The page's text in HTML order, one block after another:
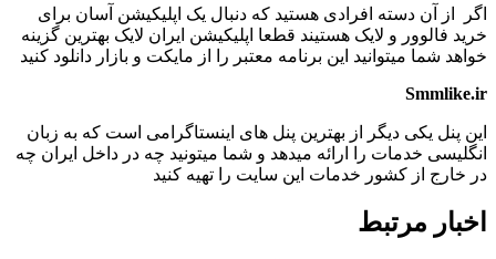
اگر از آن دسته افرادی هستید که دنبال یک اپلیکیشن آسان برای
خرید فالوور و لایک هستیند قطعا اپلیکیشن ایران لایک بهترین گزینه
خواهد شما میتوانید این برنامه معتبر را از مایکت و بازار دانلود کنید
Smmlike.ir
این پنل یکی دیگر از بهترین پنل های اینستاگرامی است که به زبان
انگلیسی خدمات را ارائه میدهد و شما میتونید چه در داخل ایران چه
در خارج از کشور خدمات این سایت را تهیه کنید
اخبار مرتبط